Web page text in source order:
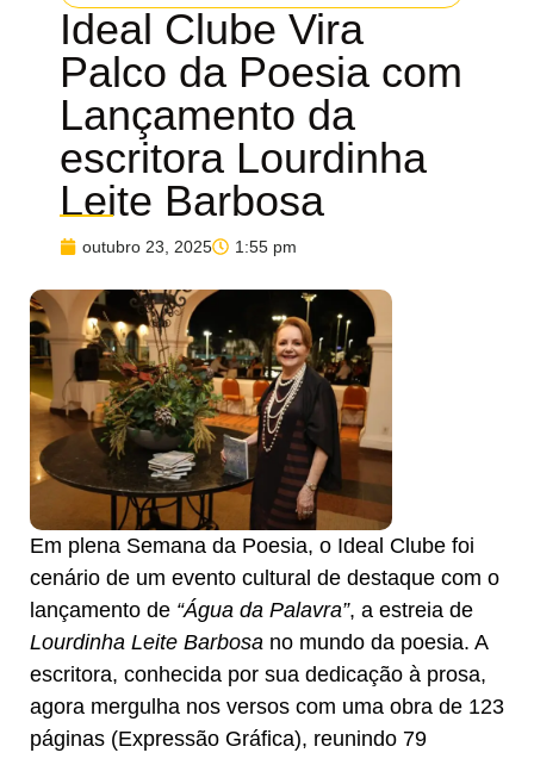
Ideal Clube Vira
Palco da Poesia com
Lançamento da
escritora Lourdinha
Leite Barbosa
outubro 23, 2025 1:55 pm
Em plena Semana da Poesia, o Ideal Clube foi
cenário de um evento cultural de destaque com o
lançamento de “Água da Palavra”, a estreia de
Lourdinha Leite Barbosa no mundo da poesia. A
escritora, conhecida por sua dedicação à prosa,
agora mergulha nos versos com uma obra de 123
páginas (Expressão Gráfica), reunindo 79